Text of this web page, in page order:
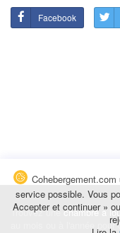
Facebook
Trouvez unechambre à
au mois ou à l'année
service possible. Vous
Accepter et continuer »